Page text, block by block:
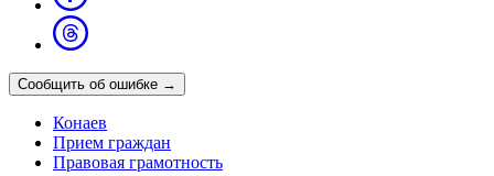
Сообщить об ошибке →
Конаев
Прием граждан
Правовая грамотность